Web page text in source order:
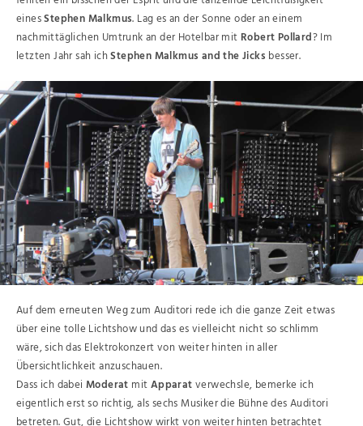
einesStephen Malkmus. Lag es an der Sonne oder an einem
nachmittäglichen Umtrunk an der Hotelbar mit Robert Pollard? Im
letzten Jahr sah ichStephen Malkmus and the Jicks besser.
Auf dem erneuten Weg zum Auditori rede ich die ganze Zeit etwas
über eine tolle Lichtshow und das es vielleicht nicht so schlimm
wäre, sich das Elektrokonzert von weiter hinten in aller
Übersichtlichkeit anzuschauen.
Dass ich dabei Moderat mitApparatverwechsle, bemerke ich
eigentlich erst so richtig, als sechs Musiker die Bühne des Auditori
betreten. Gut, die Lichtshow wirkt von weiter hinten betrachtet